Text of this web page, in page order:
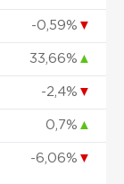
-0,59% ▼
33,66% ▲
-2,4% ▼
0,7% ▲
-6,06% ▼